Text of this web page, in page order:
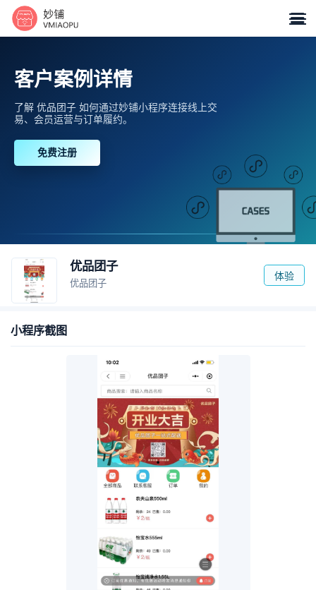

客户案例详情
了解 优品团子 如何通过妙铺小程序连接线上交
易、会员运营与订单履约。
免费注册
优品团子
优品团子
体验
小程序截图